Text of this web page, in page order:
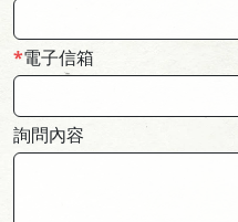
電子信箱
詢問內容